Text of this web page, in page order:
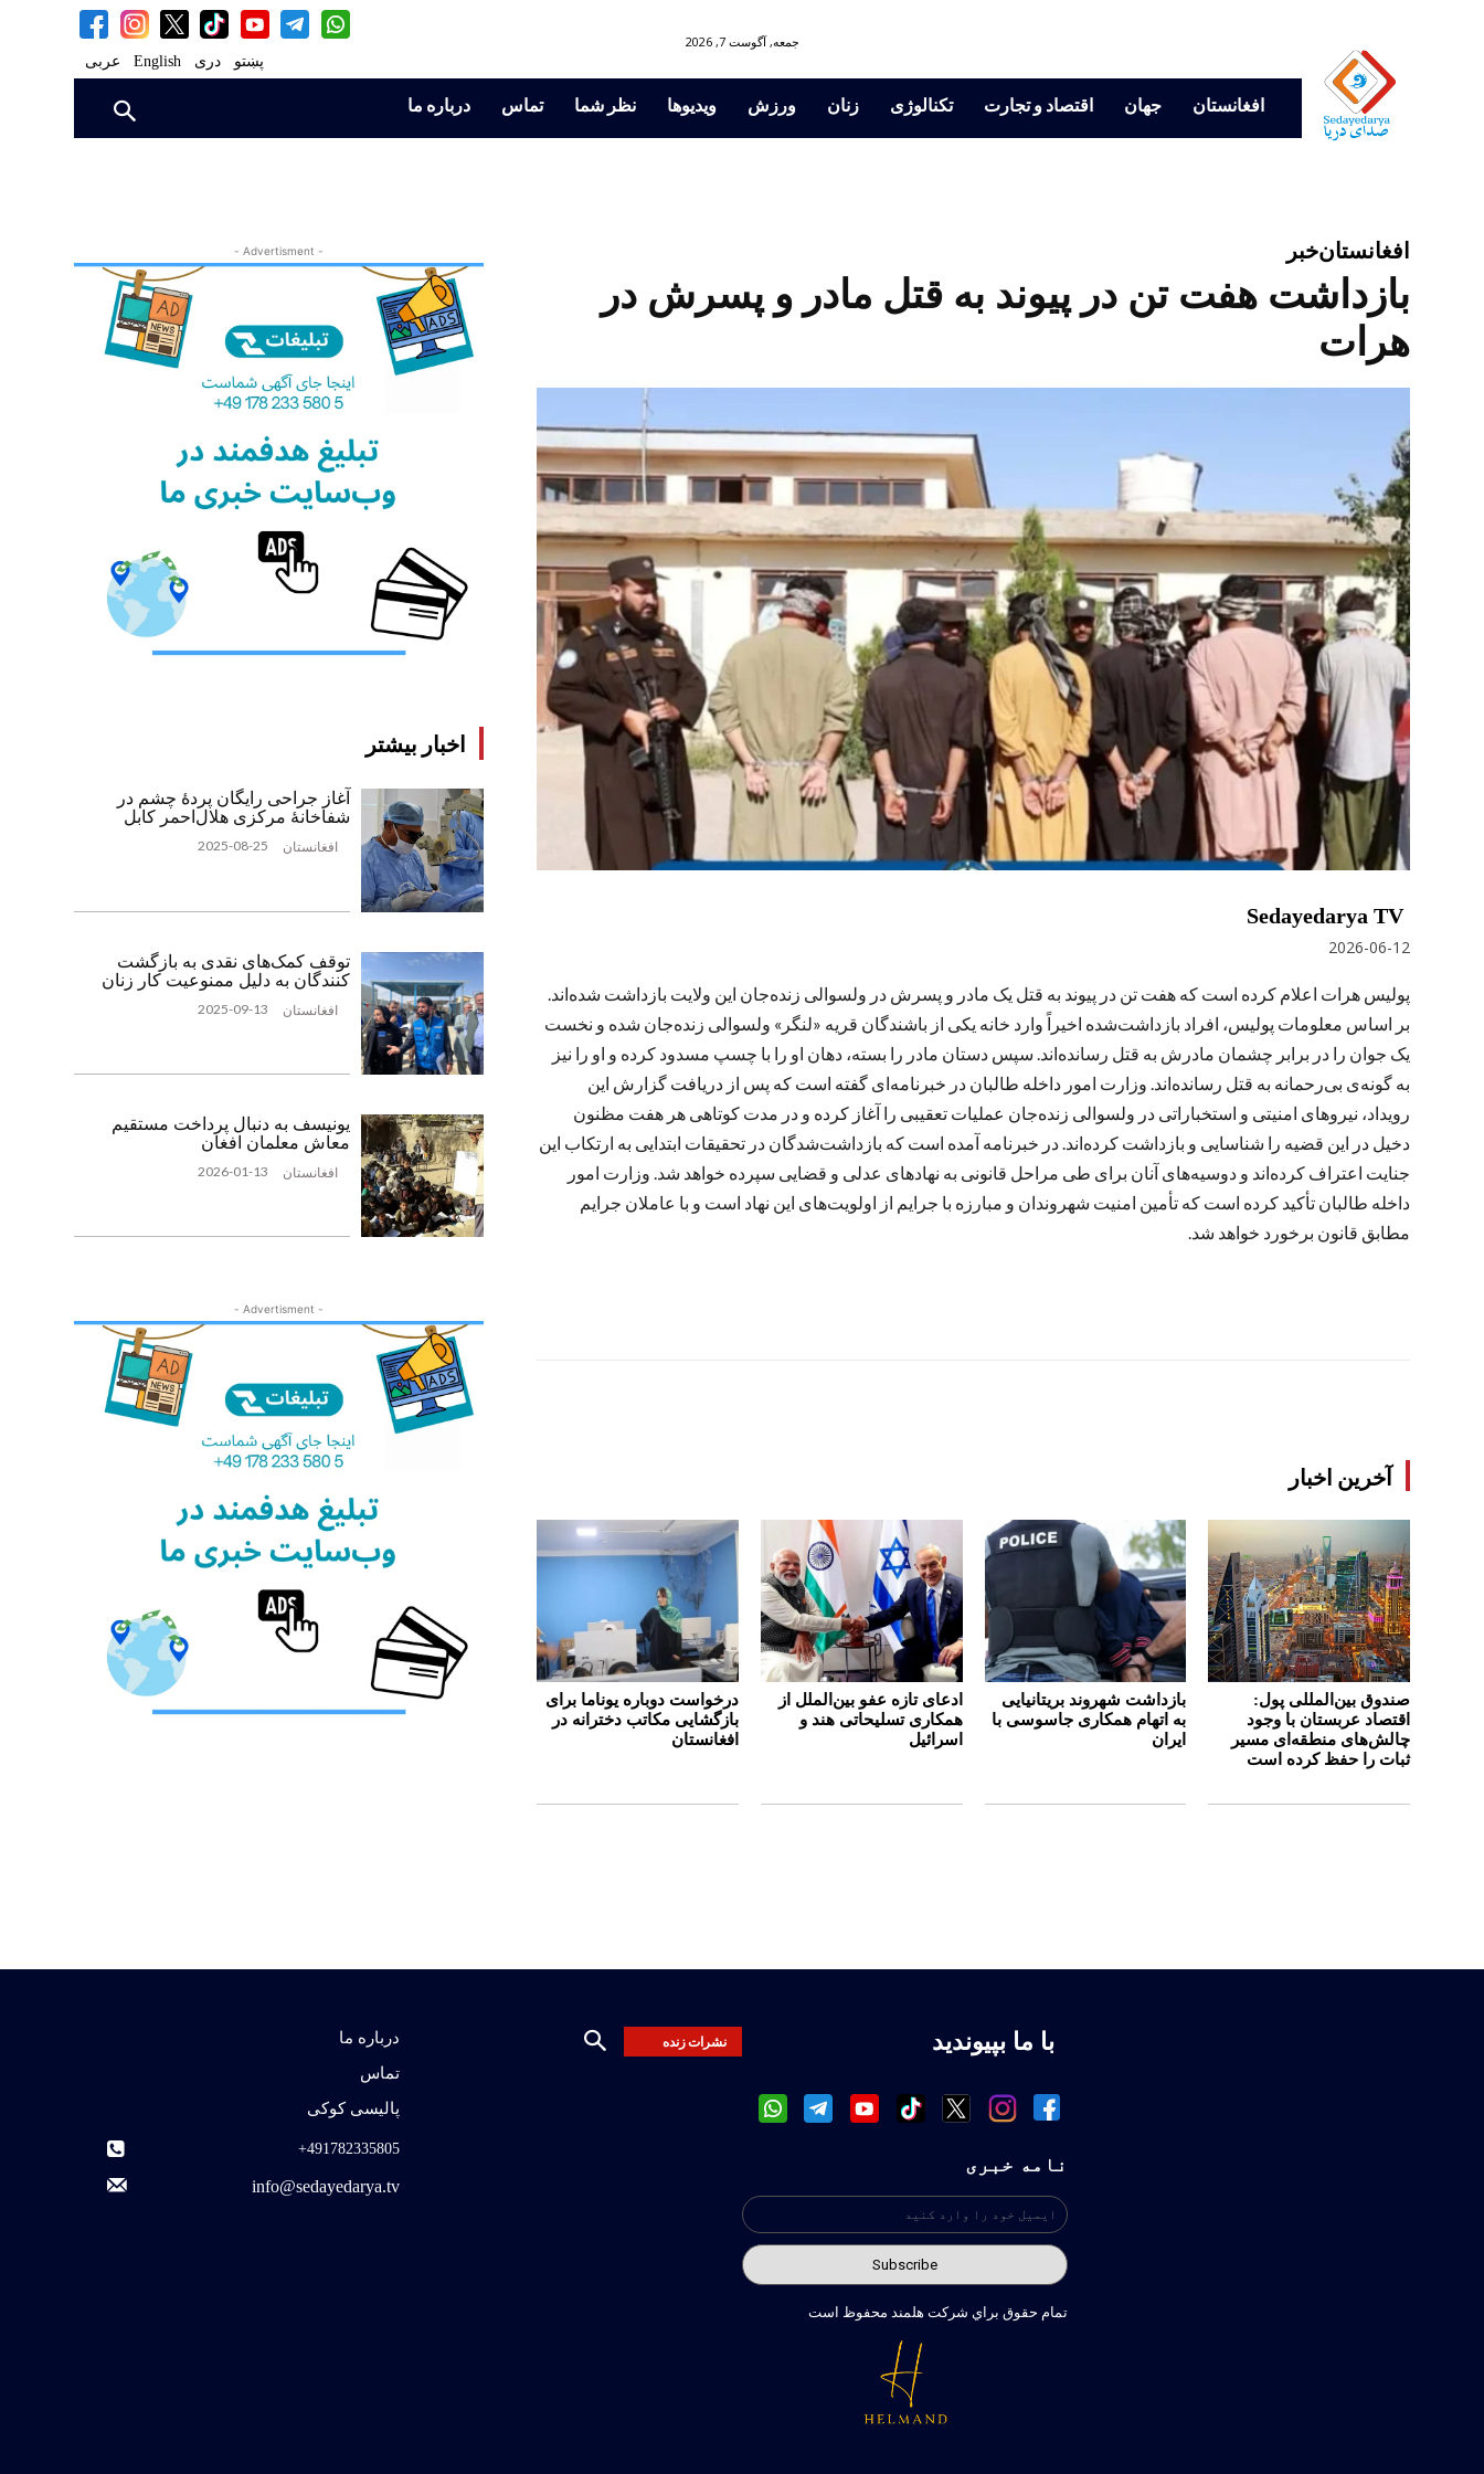
پښتو دری English عربی
جمعه, آگوست 7, 2026
افغانستان جهان اقتصاد و تجارت تکنالوژی زنان ورزش ویدیوها نظر شما تماس درباره ما
- Advertisment -
اخبار بیشتر
آغاز جراحی رایگان پردۀ چشم در
شفاخانۀ مرکزی هلال‌احمر کابل
افغانستان 2025-08-25
توقف کمک‌های نقدی به بازگشت
‌کنندگان به دلیل ممنوعیت کار زنان
افغانستان 2025-09-13
یونیسف به دنبال پرداخت مستقیم
معاش معلمان افغان
افغانستان 2026-01-13
- Advertisment -
افغانستانخبر
بازداشت هفت تن در پیوند به قتل مادر و پسرش در
هرات
Sedayedarya TV
2026-06-12
پولیس هرات اعلام کرده است که هفت تن در پیوند به قتل یک مادر و پسرش در ولسوالی زنده‌جان این ولایت بازداشت شده‌اند.
بر اساس معلومات پولیس، افراد بازداشت‌شده اخیراً وارد خانه یکی از باشندگان قریه «لنگر» ولسوالی زنده‌جان شده و نخست
یک جوان را در برابر چشمان مادرش به قتل رسانده‌اند. سپس دستان مادر را بسته، دهان او را با چسپ مسدود کرده و او را نیز
به گونه‌ی بی‌رحمانه به قتل رسانده‌اند. وزارت امور داخله طالبان در خبرنامه‌ای گفته است که پس از دریافت گزارش این
رویداد، نیروهای امنیتی و استخباراتی در ولسوالی زنده‌جان عملیات تعقیبی را آغاز کرده و در مدت کوتاهی هر هفت مظنون
دخیل در این قضیه را شناسایی و بازداشت کرده‌اند. در خبرنامه آمده است که بازداشت‌شدگان در تحقیقات ابتدایی به ارتکاب این
جنایت اعتراف کرده‌اند و دوسیه‌های آنان برای طی مراحل قانونی به نهادهای عدلی و قضایی سپرده خواهد شد. وزارت امور
داخله طالبان تأکید کرده است که تأمین امنیت شهروندان و مبارزه با جرایم از اولویت‌های این نهاد است و با عاملان جرایم
مطابق قانون برخورد خواهد شد.
آخرین اخبار
صندوق بین‌المللی پول:
اقتصاد عربستان با وجود
چالش‌های منطقه‌ای مسیر
ثبات را حفظ کرده است
بازداشت شهروند بریتانیایی
به اتهام همکاری جاسوسی با
ایران
ادعای تازه عفو بین‌الملل از
همکاری تسلیحاتی هند و
اسرائیل
درخواست دوباره یوناما برای
بازگشایی مکاتب دخترانه در
افغانستان
درباره ما
تماس
پالیسی کوکی
491782335805+
info@sedayedarya.tv
نشرات زنده با ما بپیوندید
نامه خبری
تمام حقوق براي شركت هلمند محفوظ است